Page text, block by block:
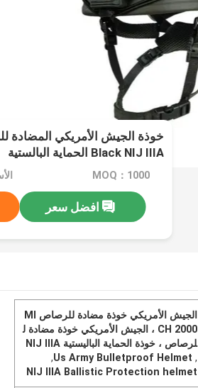
Black NIJ IIIA الحماية البالستية
MOQ：1000
افضل سعر
الجيش الأمريكي خوذة مضادة للرصاص MI
CH 2000 ، الجيش الأمريكي خوذة مضادة ل
لرصاص ، خوذة الحماية الباليستية NIJ IIIA
,
Us Army Bulletproof Helmet
,
NIJ IIIA Ballistic Protection helmet